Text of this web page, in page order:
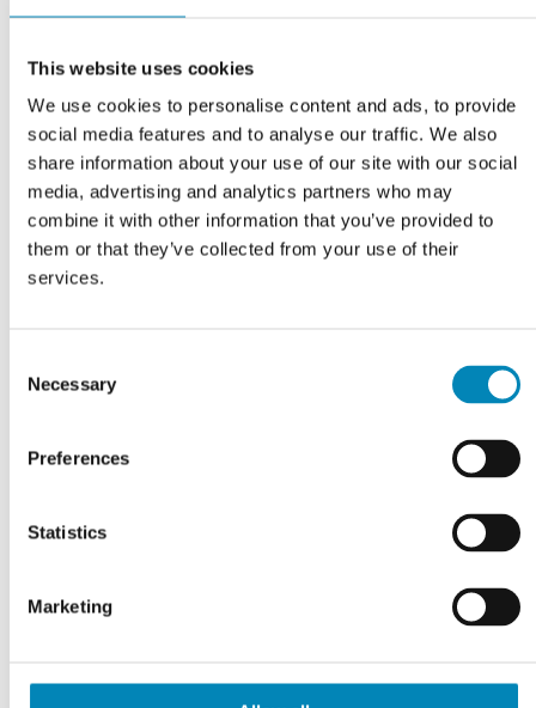
This website uses cookies
We use cookies to personalise content and ads, to provide
social media features and to analyse our traffic. We also
share information about your use of our site with our social
media, advertising and analytics partners who may
combine it with other information that you’ve provided to
them or that they’ve collected from your use of their
services.
Selection
Necessary
Preferences
Statistics
Marketing
VI TILBYDER DIG